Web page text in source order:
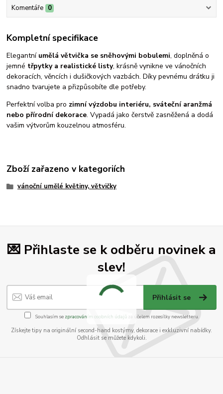
Komentáře 0
Kompletní specifikace
Elegantní umělá větvička se sněhovými bobulemi, doplněná o
jemné třpytky a realistické listy, krásně vynikne ve vánočních
dekoracích, věncích i dušičkových vazbách. Díky pevnému drátku ji
snadno tvarujete a přizpůsobíte dle potřeby.
Perfektní volba pro zimní výzdobu interiéru, sváteční aranžmá
nebo přírodní dekorace. Vypadá jako čerstvě zasněžená a dodá
vašim výtvorům kouzelnou atmosféru.
Zboží zařazeno v kategoriích
vánoční umělé květiny, větvičky
💌 Přihlaste se k odběru novinek a
slev!
Přihlásit se
Souhlasím se zpracováním osobních údajůza účelem rozesílky newsletteru.
Získejte tipy na originální second-hand kostýmy, dekorace i exkluzivní nabídky.
Odhlásit se můžete kdykoli.